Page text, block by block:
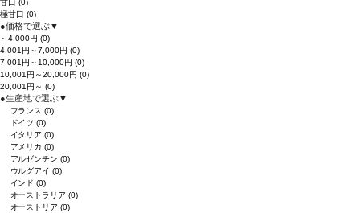
甘口 (0)
極甘口 (0)
●価格で選ぶ▼
～4,000円 (0)
4,001円～7,000円 (0)
7,001円～10,000円 (0)
10,001円～20,000円 (0)
20,001円～ (0)
●生産地で選ぶ▼
フランス(0)
ドイツ(0)
イタリア(0)
アメリカ(0)
アルゼンチン(0)
ウルグアイ(0)
インド(0)
オーストラリア(0)
オーストリア(0)